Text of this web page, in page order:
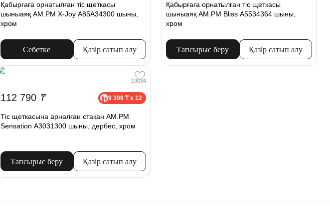
Қабырғаға орнатылған тіс щеткасы
шыныаяқ AM.PM X-Joy A85A34300 шыны,
хром
Себетке Қазір сатып алу
Қабырғаға орнатылған тіс щеткасы
шыныаяқ AM.PM Bliss A5534364 шыны,
хром
Тапсырыс беру Қазір сатып алу
19034
112 790 ₸ 9 399 ₸ x 12
Тіс щеткасына арналған стақан AM.PM
Sensation A3031300 шыны, дербес, хром
Тапсырыс беру Қазір сатып алу